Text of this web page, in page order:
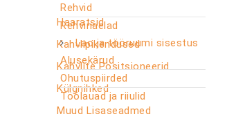
Rehvid
Rehvinaelad
Lao ja tööruumi sisestus
Alusekärud
Ohutuspiirded
Töölauad ja riiulid
Haaratsid
Kahvlipikendused
Kahvlite Positsioneerid
Külgnihked
Muud Lisaseadmed